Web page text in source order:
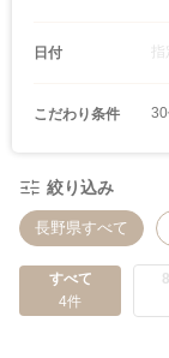
日付
こだわり条件
絞り込み
長野県すべて
すべて
4件